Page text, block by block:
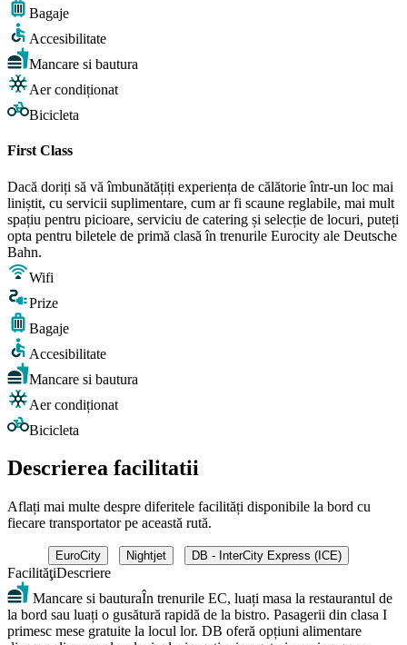
Bagaje
Accesibilitate
Mancare si bautura
Aer condiționat
Bicicleta
First Class
Dacă doriți să vă îmbunătățiți experiența de călătorie într-un loc mai
liniștit, cu servicii suplimentare, cum ar fi scaune reglabile, mai mult
spațiu pentru picioare, serviciu de catering și selecție de locuri, puteți
opta pentru biletele de primă clasă în trenurile Eurocity ale Deutsche
Bahn.
Wifi
Prize
Bagaje
Accesibilitate
Mancare si bautura
Aer condiționat
Bicicleta
Descrierea facilitatii
Aflați mai multe despre diferitele facilități disponibile la bord cu
fiecare transportator pe această rută.
EuroCity Nightjet DB - InterCity Express (ICE)
FacilităţiDescriere
Mancare si bauturaÎn trenurile EC, luați masa la restaurantul de
la bord sau luați o gusătură rapidă de la bistro. Pasagerii din clasa I
primesc mese gratuite la locul lor. DB oferă opțiuni alimentare